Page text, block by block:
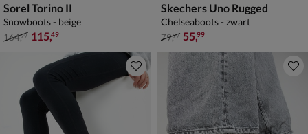
Sorel Torino II
Snowboots - beige
van € 164,99 voor € 115,49
164,99 115,49
Skechers Uno Rugged
Chelseaboots - zwart
van € 79,99 voor € 55,99
79,99 55,99